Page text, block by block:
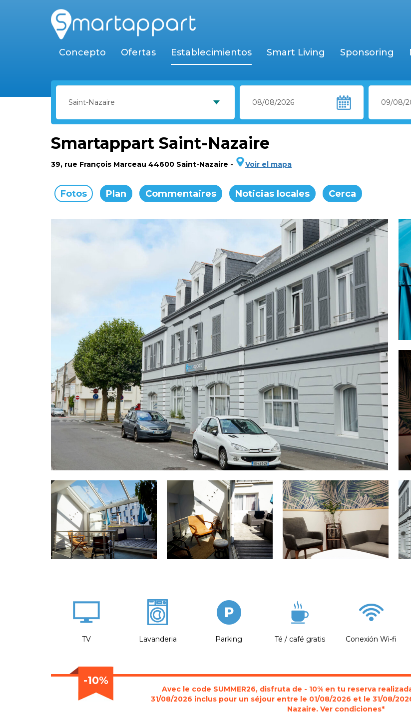
Concepto Ofertas Establecimientos Smart Living Sponsoring
Smartappart Saint-Nazaire
39, rue François Marceau 44600 Saint-Nazaire - Voir el mapa
Fotos Plan Commentaires Noticias locales Cerca
TV Lavanderia Parking Té / café gratis Conexión Wi-fi
-10%
Avec le code SUMMER26, disfruta de - 10% en tu reserva
31/08/2026 inclus pour un séjour entre le 01/08/2026 et le 31/08/
Nazaire. Ver condiciones*